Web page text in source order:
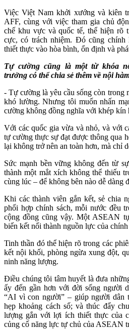
Việc Việt Nam khởi xướng và kiên
AFF, cùng với việc tham gia chủ
chế khu vực và quốc tế, thể hiện rõ
cực, có trách nhiệm. Đó cũng chính
thiết thực vào hòa bình, ổn định và
Tự cường cũng là một từ khóa
trưởng có thể chia sẻ thêm về nội
- Tự cường là yêu cầu sống còn trong
khó lường. Nhưng tôi muốn nhấn
cường không đồng nghĩa với khép kín
Với các quốc gia vừa và nhỏ, và với
tự cường thực sự đạt được thông qua
lại không trở nên an toàn hơn, mà chỉ
Sức mạnh bền vững không đến từ
thành một mắt xích không thể thiếu
cùng lúc – để không bên nào dễ dàng
Khi các thành viên gắn kết, sẻ chia
phối hợp chính sách, mỗi nước đều
cộng đồng cũng vậy. Một ASEAN
biến kết nối thành nguồn lực của
Tinh thần đó thể hiện rõ trong các
kết nội khối, phòng ngừa xung đột,
ninh năng lượng.
Điều chúng tôi tâm huyết là đưa
ấy đến gần hơn với đời sống người
“AI vì con người” – giúp người dân
hẹp khoảng cách số; và thúc đẩy
lượng gắn với lợi ích thiết thực của
củng cố năng lực tự chủ của ASEAN